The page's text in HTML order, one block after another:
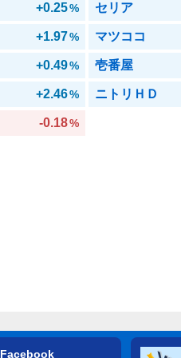
+0.25% セリア
+1.97% マツココ
+0.49% 壱番屋
+2.46% ニトリＨＤ
-0.18%
Facebook